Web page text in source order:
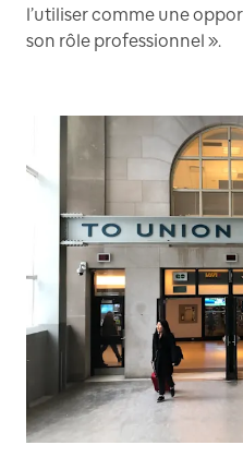
l’utiliser comme une
son rôle professionnel ».